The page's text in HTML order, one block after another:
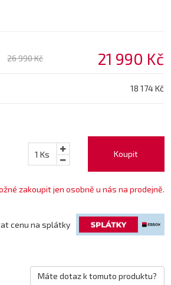
26 990 Kč 21 990 Kč
18 174 Kč
Koupit
1 Ks
zakoupit jen osobně u nás na prodejně.
cenu na splátky
Máte dotaz k tomuto produktu?